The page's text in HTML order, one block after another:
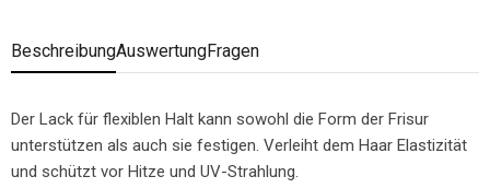
BeschreibungAuswertungFragen
Der Lack für flexiblen Halt kann sowohl die Form der Frisur
unterstützen als auch sie festigen. Verleiht dem Haar Elastizität
und schützt vor Hitze und UV-Strahlung.